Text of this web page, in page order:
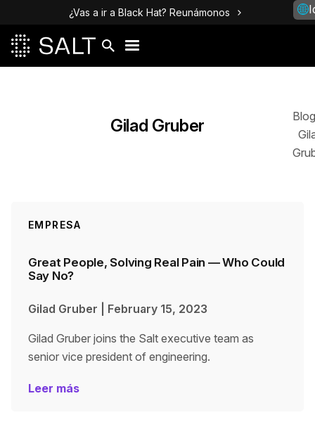
¿Vas a ir a Black Hat? Reunámonos
Gilad Gruber
Blog
EMPRESA
Great People, Solving Real Pain — Who Could
Say No?
Gilad Gruber February 15, 2023
Gilad Gruber joins the Salt executive team as
senior vice president of engineering.
Leer más